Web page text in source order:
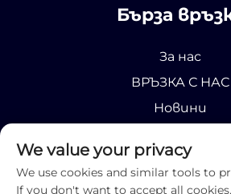
Бърза
За нас
ВРЪЗКА С НАС
Новини
We value your privacy
We use cookies and similar tools to
If you don't want to accept all